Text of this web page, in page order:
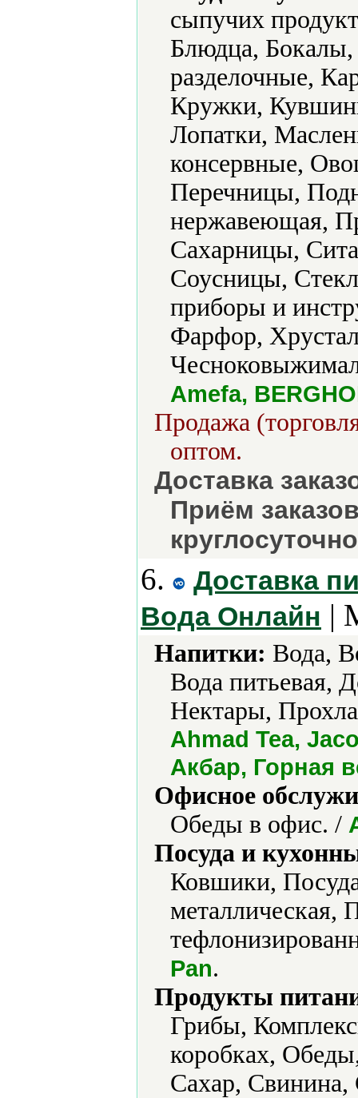
сыпучих
Блюдца,
разделочные,
Кружки,
Лопатки,
консервные,
Перечницы,
нержавеющая,
Сахарницы,
Соусницы,
приборы и
Фарфор,
Amefa,
Продажа
оптом.
Доставка
Приём
6.
Доставка
Вода Онлайн |
Напитки: Вода,
Вода питьевая,
Нектары,
Ahmad Tea,
Акбар, Горная
Офисное
Обеды в офис. /
Посуда и
Ковшики,
металлическая,
Pan.
Продукты
Грибы,
коробках,
Сахар,